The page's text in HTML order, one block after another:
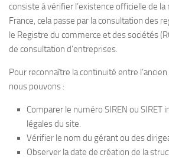
consiste à vérifier l’existence officielle de la
France, cela passe par la consultation des
le Registre du commerce et des sociétés
de consultation d’entreprises.
Pour reconnaître la continuité entre
nous pouvons :
Comparer le numéro SIREN ou
légales du site.
Vérifier le nom du gérant ou des
Observer la date de création de la